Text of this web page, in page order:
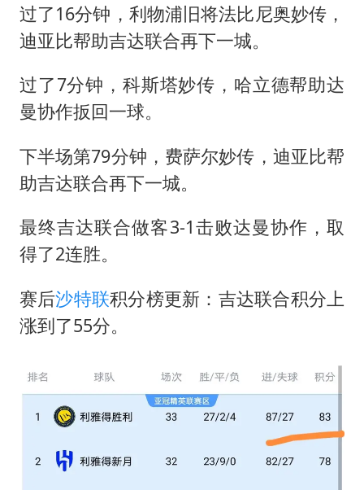
过了16分钟，利物浦旧将法比尼奥妙传，
迪亚比帮助吉达联合再下一城。
过了7分钟，科斯塔妙传，哈立德帮助达
曼协作扳回一球。
下半场第79分钟，费萨尔妙传，迪亚比帮
助吉达联合再下一城。
最终吉达联合做客3-1击败达曼协作，取
得了2连胜。
赛后沙特联积分榜更新：吉达联合积分上
涨到了55分。